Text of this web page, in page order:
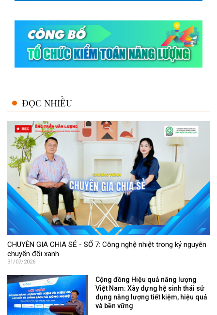
ĐỌC NHIỀU
CHUYÊN GIA CHIA SẺ - SỐ 7: Công nghệ nhiệt trong kỷ nguyên
chuyển đổi xanh
31/07/2026
Cộng đồng Hiệu quả năng lượng
Việt Nam: Xây dựng hệ sinh thái sử
dụng năng lượng tiết kiệm, hiệu quả
và bền vững